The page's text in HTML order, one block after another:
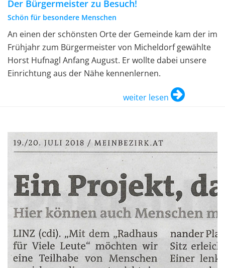
Der Bürgermeister zu Besuch!
Schön für besondere Menschen
An einen der schönsten Orte der Gemeinde kam der im
Frühjahr zum Bürgermeister von Micheldorf gewählte
Horst Hufnagl Anfang August. Er wollte dabei unsere
Einrichtung aus der Nähe kennenlernen.
weiter lesen